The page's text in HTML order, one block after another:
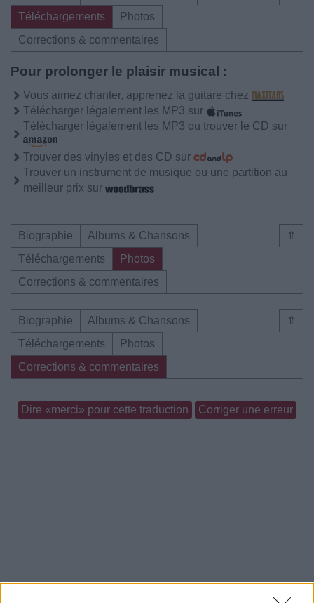
Téléchargements
Photos
Corrections & commentaires
Pour prolonger le plaisir musical :
Vous aimez chanter, apprenez la guitare chez
Télécharger légalement les MP3 sur
Télécharger légalement les MP3 ou trouver le CD sur
Trouver des vinyles et des CD sur
Trouver un instrument de musique ou une partition au
meilleur prix sur
⇑
Biographie
Albums & Chansons
Téléchargements
Photos
Corrections & commentaires
⇑
Biographie
Albums & Chansons
Téléchargements
Photos
Corrections & commentaires
Dire «merci» pour cette traduction Corriger une erreur